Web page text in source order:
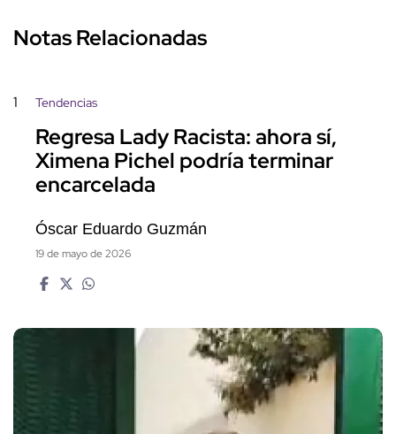
Notas Relacionadas
1 Tendencias
Regresa Lady Racista: ahora sí,
Ximena Pichel podría terminar
encarcelada
Óscar Eduardo Guzmán
19 de mayo de 2026